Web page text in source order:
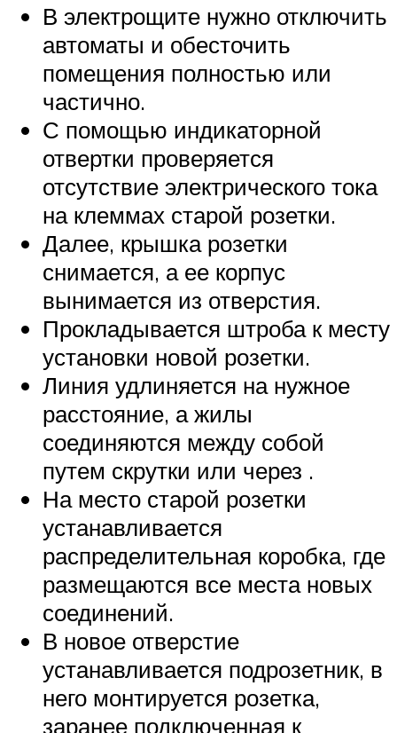
В электрощите нужно отключить
автоматы и обесточить
помещения полностью или
частично.
С помощью индикаторной
отвертки проверяется
отсутствие электрического тока
на клеммах старой розетки.
Далее, крышка розетки
снимается, а ее корпус
вынимается из отверстия.
Прокладывается штроба к месту
установки новой розетки.
Линия удлиняется на нужное
расстояние, а жилы
соединяются между собой
путем скрутки или через .
На место старой розетки
устанавливается
распределительная коробка, где
размещаются все места новых
соединений.
В новое отверстие
устанавливается подрозетник, в
него монтируется розетка,
заранее подключенная к